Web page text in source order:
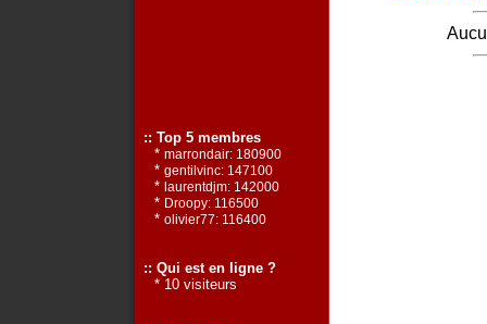
:: Top 5 membres
* marrondair: 180900
* gentilvinc: 147100
* laurentdjm: 142000
* Droopy: 116500
* olivier77: 116400
:: Qui est en ligne ?
* 10 visiteurs